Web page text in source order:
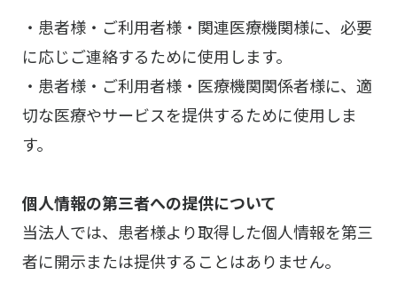
・患者様・ご利用者様・関連医療機関様に、必要
に応じご連絡するために使用します。
・患者様・ご利用者様・医療機関関係者様に、適
切な医療やサービスを提供するために使用しま
す。
個人情報の第三者への提供について
当法人では、患者様より取得した個人情報を第三
者に開示または提供することはありません。